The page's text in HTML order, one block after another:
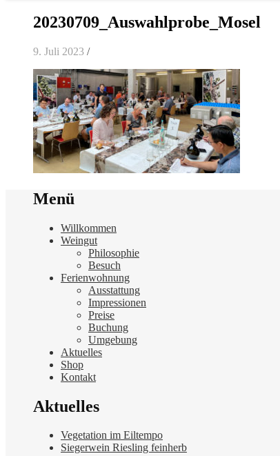
20230709_Auswahlprobe_Mosel
9. Juli 2023 /
Menü
Willkommen
Weingut
Philosophie
Besuch
Ferienwohnung
Ausstattung
Impressionen
Preise
Buchung
Umgebung
Aktuelles
Shop
Kontakt
Aktuelles
Vegetation im Eiltempo
Siegerwein Riesling feinherb